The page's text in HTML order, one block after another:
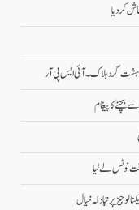
کردیا
بچنے کا پیغام
نوٹس لے لیا
پر تبادلہ خیال